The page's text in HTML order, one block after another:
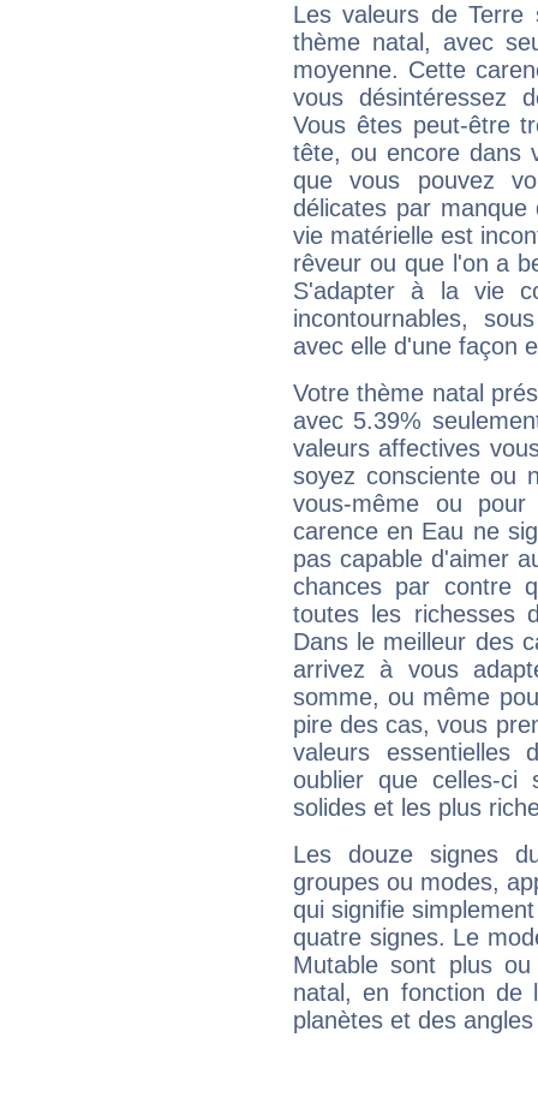
Les valeurs de Terre
thème natal, avec
moyenne. Cette
vous désintéressez
Vous êtes peut-être
tête, ou encore dans
que vous pouvez
délicates par
vie matérielle est
rêveur ou que l'on a
S'adapter à la vie
incontournables,
avec elle d'une façon
Votre thème natal
avec 5.39%
valeurs affectives
soyez consciente ou
vous-même ou
carence en Eau ne
pas capable d'aimer
chances par contre
toutes les richesses
Dans le meilleur des
arrivez à vous
somme, ou même
pire des cas, vous
valeurs
oublier que celles-
solides et les plus
Les douze signes
groupes ou modes,
qui signifie
quatre signes. Le
Mutable sont plus
natal, en fonction de
planètes et des